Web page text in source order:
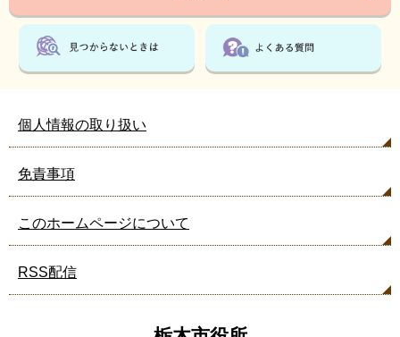
個人情報の取り扱い
免責事項
このホームページについて
RSS配信